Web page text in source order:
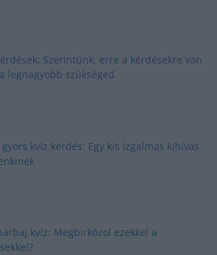
Szerintünk, erre a kérdésekre van
legnagyobb szükséged
kvíz kérdés: Egy kis izgalmas kihívás
kvíz: Megbirkózol ezekkel a